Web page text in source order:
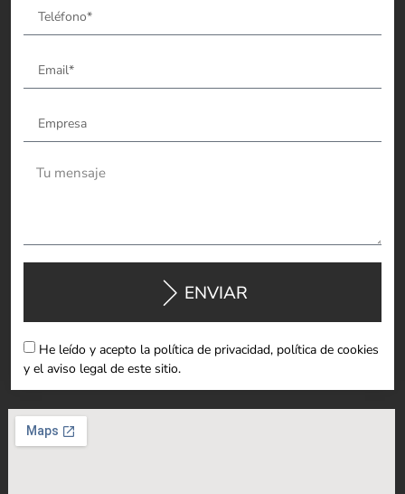
He leído y acepto la política de privacidad, política de cookies
y el aviso legal de este sitio.
ENVIAR